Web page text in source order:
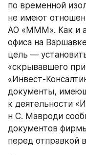
по временной
не имеют
АО «МММ». Как и
офиса на
цель —
«скрывавшего
«Инвест-
документы,
к деятельности
н С. Мавроди
документов
перед отправкой